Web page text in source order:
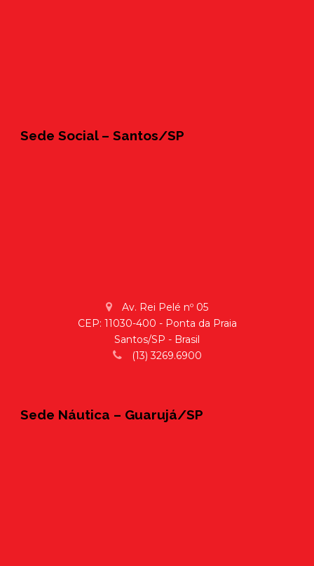
Sede Social – Santos/SP
Av. Rei Pelé nº 05
CEP: 11030-400 - Ponta da Praia
Santos/SP - Brasil
(13) 3269.6900
Sede Náutica – Guarujá/SP